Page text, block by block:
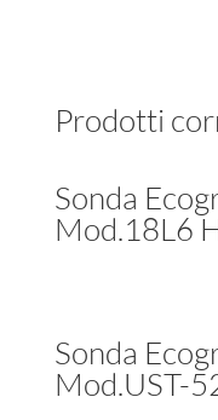
Prodotti
Sonda
Mod.18L6
Sonda
Mod.UST-